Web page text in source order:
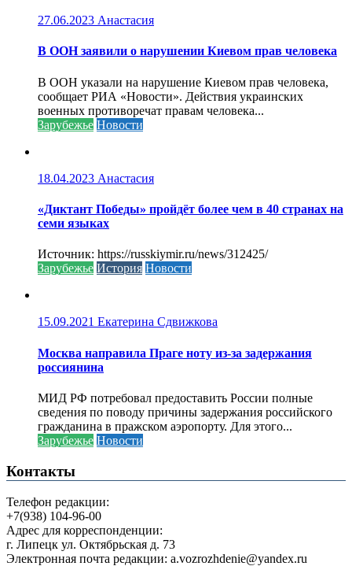
27.06.2023 Анастасия
В ООН заявили о нарушении Киевом прав человека
В ООН указали на нарушение Киевом прав человека,
сообщает РИА «Новости». Действия украинских
военных противоречат правам человека...
Зарубежье Новости
18.04.2023 Анастасия
«Диктант Победы» пройдёт более чем в 40 странах на
семи языках
Источник: https://russkiymir.ru/news/312425/
Зарубежье История Новости
15.09.2021 Екатерина Сдвижкова
Москва направила Праге ноту из-за задержания
россиянина
МИД РФ потребовал предоставить России полные
сведения по поводу причины задержания российского
гражданина в пражском аэропорту. Для этого...
Зарубежье Новости
Контакты
Телефон редакции:
+7(938) 104-96-00
Адрес для корреспонденции:
г. Липецк ул. Октябрьская д. 73
Электронная почта редакции: a.vozrozhdenie@yandex.ru